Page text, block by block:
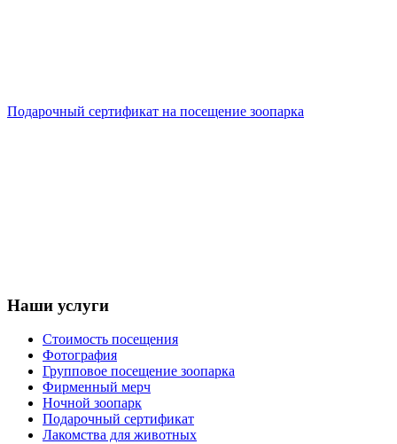
Подарочный сертификат на посещение зоопарка
Наши услуги
Стоимость посещения
Фотография
Групповое посещение зоопарка
Фирменный мерч
Ночной зоопарк
Подарочный сертификат
Лакомства для животных